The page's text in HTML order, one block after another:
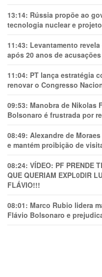
13:14: Rússia propõe ao
tecnologia nuclear e
11:43: Levantamento
após 20 anos de
11:04: PT lança estratégia
renovar o Congresso
09:53: Manobra de Nikolas
Bolsonaro é frustrada por
08:49: Alexandre de
e mantém proibição de
08:24: VÍDEO: PF PRENDE
QUE QUERIAM EXPL0DlR
FLÁVIO!!!
08:01: Marco Rubio lidera
Flávio Bolsonaro e